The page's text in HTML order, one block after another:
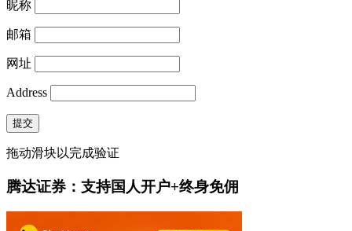
昵称
邮箱
网址
Address
提交
拖动滑块以完成验证
腾达证券：支持国人开户+终身免佣